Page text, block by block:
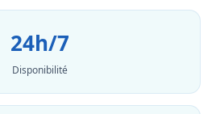
24h/7
Disponibilité